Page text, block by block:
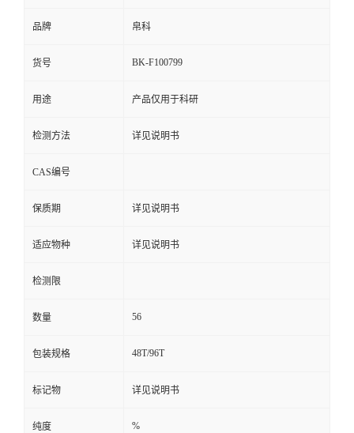
品牌 帛科
货号 BK-F100799
用途 产品仅用于科研
检测方法 详见说明书
CAS编号
保质期 详见说明书
适应物种 详见说明书
检测限
数量 56
包装规格 48T/96T
标记物 详见说明书
纯度 %